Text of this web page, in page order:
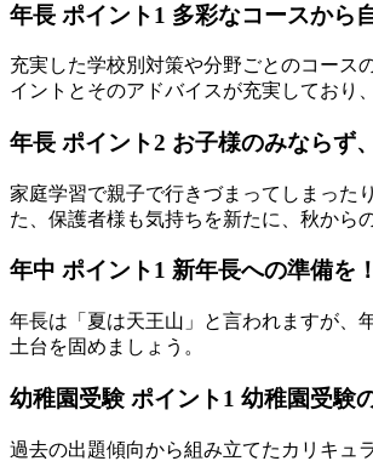
年長 ポイント1 多彩なコースから
充実した学校別対策や分野ごとのコース
イントとそのアドバイスが充実しており
年長 ポイント2 お子様のみならず
家庭学習で親子で行きづまってしまった
た、保護者様も気持ちを新たに、秋から
年中 ポイント1 新年長への準備を！
年長は「夏は天王山」と言われますが、
土台を固めましょう。
幼稚園受験 ポイント1 幼稚園受験
過去の出題傾向から組み立てたカリキュ